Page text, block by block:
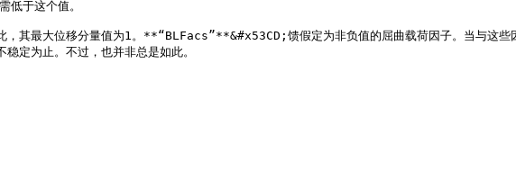
的迭代变化需低于这个值。
，其最大位移分量值为1。**“BLFacs”**&#x53CD;馈假定为非负值的屈曲载荷因子。当与